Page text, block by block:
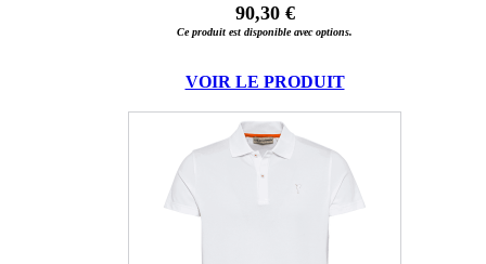
90,30 €
Ce produit est disponible avec options.
VOIR LE PRODUIT